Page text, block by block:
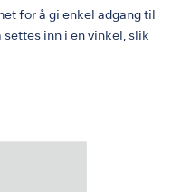
for å gi enkel adgang til
inn i en vinkel, slik